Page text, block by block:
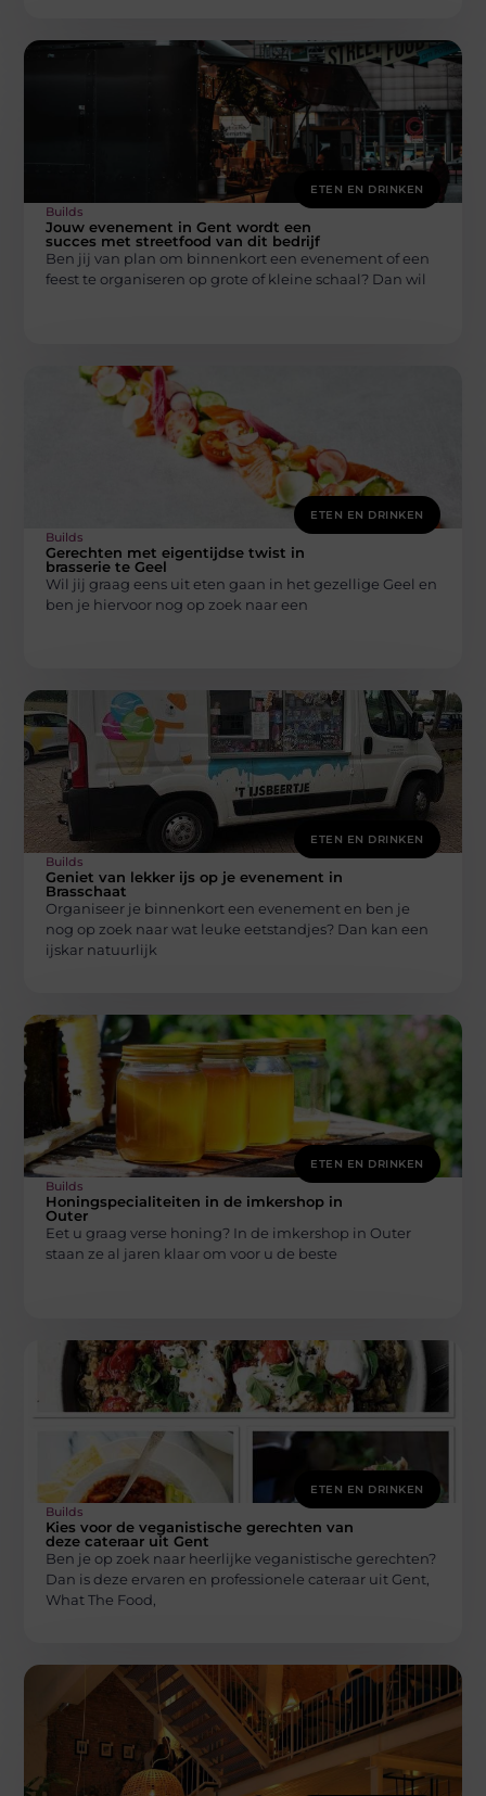
ETEN EN DRINKEN
Builds
Jouw evenement in Gent wordt een
succes met streetfood van dit bedrijf
Ben jij van plan om binnenkort een evenement of een
feest te organiseren op grote of kleine schaal? Dan wil
ETEN EN DRINKEN
Builds
Gerechten met eigentijdse twist in
brasserie te Geel
Wil jij graag eens uit eten gaan in het gezellige Geel en
ben je hiervoor nog op zoek naar een
ETEN EN DRINKEN
Builds
Geniet van lekker ijs op je evenement in
Brasschaat
Organiseer je binnenkort een evenement en ben je
nog op zoek naar wat leuke eetstandjes? Dan kan een
ijskar natuurlijk
ETEN EN DRINKEN
Builds
Honingspecialiteiten in de imkershop in
Outer
Eet u graag verse honing? In de imkershop in Outer
staan ze al jaren klaar om voor u de beste
ETEN EN DRINKEN
Builds
Kies voor de veganistische gerechten van
deze cateraar uit Gent
Ben je op zoek naar heerlijke veganistische gerechten?
Dan is deze ervaren en professionele cateraar uit Gent,
What The Food,